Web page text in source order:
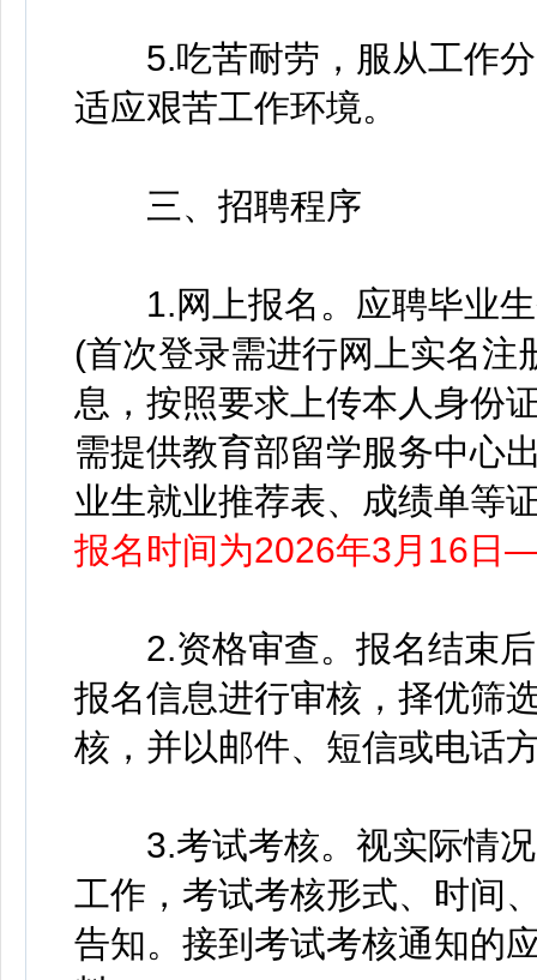
5.吃苦耐劳，服从工作分
适应艰苦工作环境。
三、招聘程序
1.网上报名。应聘毕业生
(首次登录需进行网上实名注
息，按照要求上传本人身份
需提供教育部留学服务中心
业生就业推荐表、成绩单等
报名时间为2026年3月16日
2.资格审查。报名结束后
报名信息进行审核，择优筛
核，并以邮件、短信或电话
3.考试考核。视实际情况
工作，考试考核形式、时间
告知。接到考试考核通知的